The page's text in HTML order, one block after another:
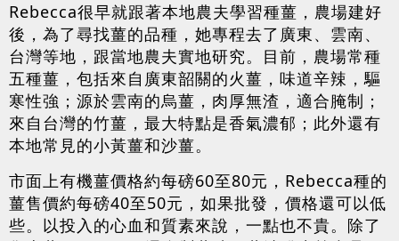
Rebecca很早就跟著本地農夫學習種薑，農場建好
後，為了尋找薑的品種，她專程去了廣東、雲南、
台灣等地，跟當地農夫實地研究。目前，農場常種
五種薑，包括來自廣東韶關的火薑，味道辛辣，驅
寒性強；源於雲南的烏薑，肉厚無渣，適合腌制；
來自台灣的竹薑，最大特點是香氣濃郁；此外還有
本地常見的小黃薑和沙薑。
市面上有機薑價格約每磅60至80元，Rebecca種的
薑售價約每磅40至50元，如果批發，價格還可以低
些。以投入的心血和質素來說，一點也不貴。除了